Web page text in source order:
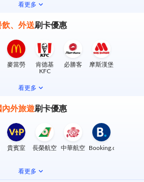
看更多
飲、外送刷卡優惠
麥當勞
肯德基
KFC
必勝客 摩斯漢堡
看更多
內外旅遊刷卡優惠
貴賓室 長榮航空 中華航空 Booking.com
看更多